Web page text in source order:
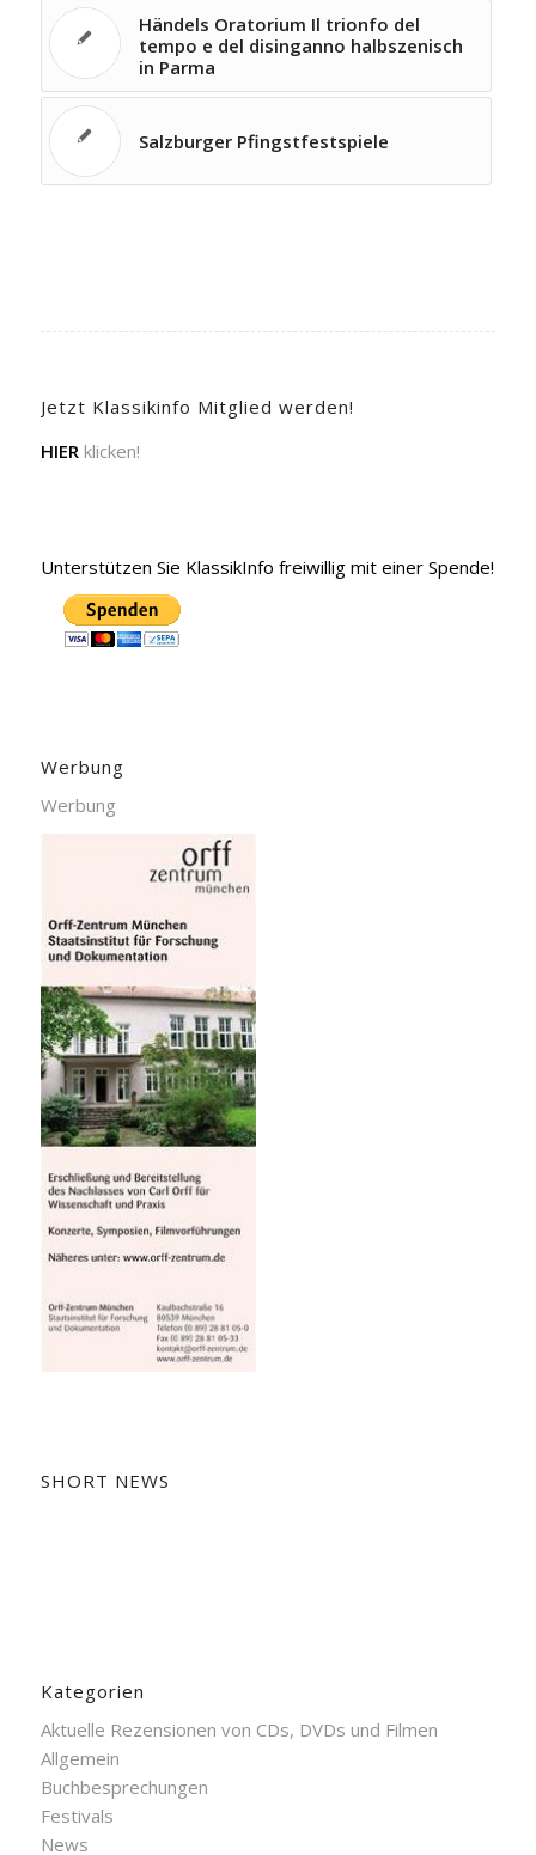
Händels Oratorium Il trionfo del
tempo e del disinganno halbszenisch
in Parma
Salzburger Pfingstfestspiele
Jetzt Klassikinfo Mitglied werden!
HIER klicken!
Unterstützen Sie KlassikInfo freiwillig mit einer Spende!
Werbung
Werbung
SHORT NEWS
Kategorien
Aktuelle Rezensionen von CDs, DVDs und Filmen
Allgemein
Buchbesprechungen
Festivals
News